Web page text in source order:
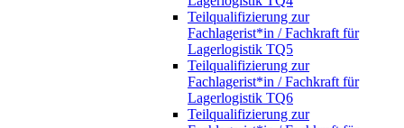
Teilqualifizierung zur
Fachlagerist*in / Fachkraft für
Lagerlogistik TQ5
Teilqualifizierung zur
Fachlagerist*in / Fachkraft für
Lagerlogistik TQ6
Teilqualifizierung zur